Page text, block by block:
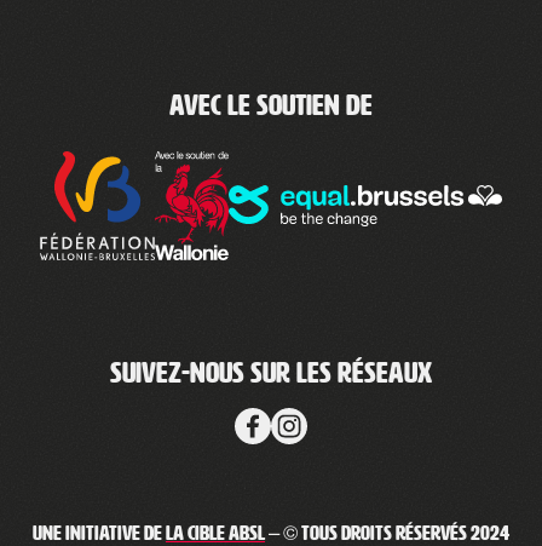
Avec le soutien de
Suivez-nous sur les réseaux
Une initiative deLa Cible ABSL– © Tous droits réservés 2024